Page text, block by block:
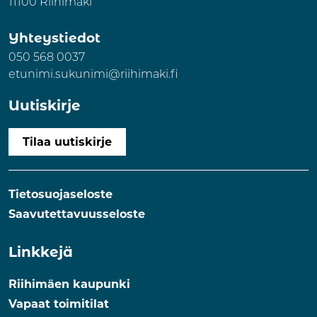
11100 Riihimäki
Yhteystiedot
050 568 0037
etunimi.sukunimi@riihimaki.fi
Uutiskirje
Tilaa uutiskirje
Tietosuojaseloste
Saavutettavuusseloste
Linkkejä
Riihimäen kaupunki
Vapaat toimitilat